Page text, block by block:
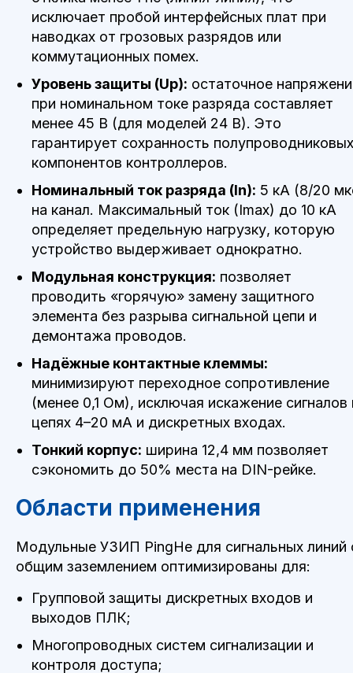
исключает пробой интерфейсных плат при
наводках от грозовых разрядов или
коммутационных помех.
Уровень защиты (Up): остаточное
при номинальном токе разряда составляет
менее 45 В (для моделей 24 В). Это
гарантирует сохранность полупроводниковых
компонентов контроллеров.
Номинальный ток разряда (In): 5 кА (8/20
на канал. Максимальный ток (Imax) до 10 кА
определяет предельную нагрузку, которую
устройство выдерживает однократно.
Модульная конструкция: позволяет
проводить «горячую» замену защитного
элемента без разрыва сигнальной цепи и
демонтажа проводов.
Надёжные контактные клеммы:
минимизируют переходное сопротивление
(менее 0,1 Ом), исключая искажение сигналов
цепях 4–20 мА и дискретных входах.
Тонкий корпус: ширина 12,4 мм позволяет
сэкономить до 50% места на DIN-рейке.
Области применения
Модульные УЗИП PingHe для сигнальных линий
общим заземлением оптимизированы для:
Групповой защиты дискретных входов и
выходов ПЛК;
Многопроводных систем сигнализации и
контроля доступа;